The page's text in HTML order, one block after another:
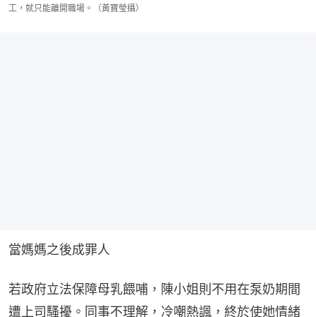
工，就只能離開職場。（黃寶瑩攝）
當媽媽之後成罪人
若政府立法保障母乳餵哺，陳小姐則不用在泵奶期間
遭上司騷擾。同事不理解，冷嘲熱諷，終於使她情緒